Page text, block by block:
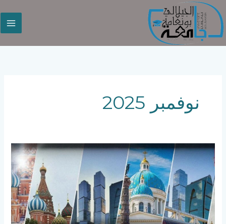
تخطي
إلى
المحتوى
نوفمبر 2025
عروض
التدريب
في
روسيا